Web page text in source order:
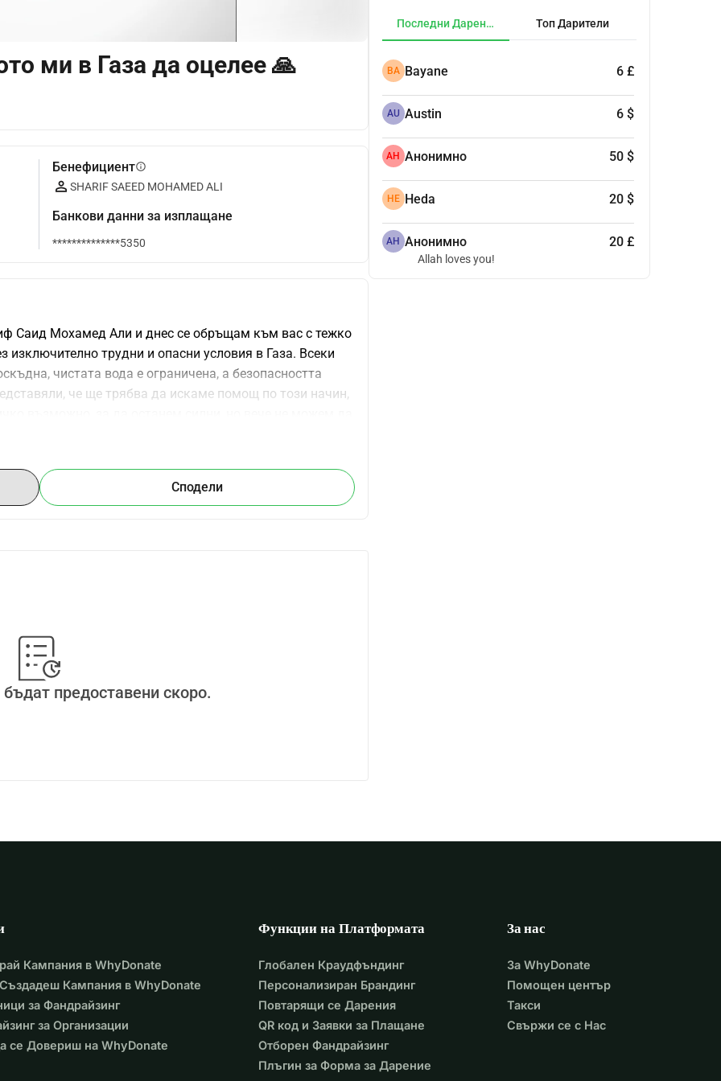
ми в Газа да оцелее 🙏
Бенефициентinfo
SHARIF SAEED MOHAMED ALI
Банкови данни за изплащане
**************5350
Саид Мохамед Али и днес се обръщам към вас с тежко
трудни и опасни условия в Газа. Всеки
чистата вода е ограничена, а безопасността
че ще трябва да искаме помощ по този начин,
колко малко, може да ни помогне да осигурим основни
и да ни дадат надежда за още един ден. Ако
на нашата история с други. Вашата подкрепа,
Сподели
предоставени скоро.
Последни Дарения Топ Дарители
BA Bayane 6 £
AU Austin 6 $
АН Анонимно 50 $
HE Heda 20 $
АН Анонимно 20 £
Allah loves you!
Кампания в WhyDonate
Кампания в WhyDonate
за Фандрайзинг
за Организации
се Довериш на WhyDonate
Функции на Платформата
Глобален Краудфъндинг
Персонализиран Брандинг
Повтарящи се Дарения
QR код и Заявки за Плащане
Отборен Фандрайзинг
Плъгин за Форма за Дарение
За нас
За WhyDonate
Помощен център
Такси
Свържи се с Нас